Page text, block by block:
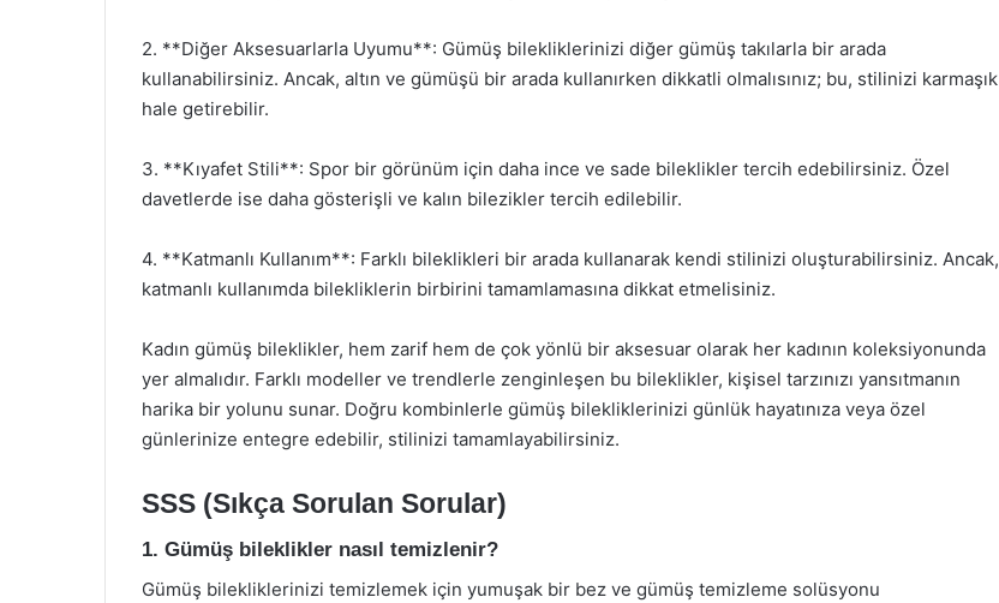
2. **Diğer Aksesuarlarla Uyumu**: Gümüş bilekliklerinizi diğer gümüş takılarla bir arada
kullanabilirsiniz. Ancak, altın ve gümüşü bir arada kullanırken dikkatli olmalısınız; bu, stilinizi karmaşık
hale getirebilir.
3. **Kıyafet Stili**: Spor bir görünüm için daha ince ve sade bileklikler tercih edebilirsiniz. Özel
davetlerde ise daha gösterişli ve kalın bilezikler tercih edilebilir.
4. **Katmanlı Kullanım**: Farklı bileklikleri bir arada kullanarak kendi stilinizi oluşturabilirsiniz. Ancak,
katmanlı kullanımda bilekliklerin birbirini tamamlamasına dikkat etmelisiniz.
Kadın gümüş bileklikler, hem zarif hem de çok yönlü bir aksesuar olarak her kadının koleksiyonunda
yer almalıdır. Farklı modeller ve trendlerle zenginleşen bu bileklikler, kişisel tarzınızı yansıtmanın
harika bir yolunu sunar. Doğru kombinlerle gümüş bilekliklerinizi günlük hayatınıza veya özel
günlerinize entegre edebilir, stilinizi tamamlayabilirsiniz.
SSS (Sıkça Sorulan Sorular)
1. Gümüş bileklikler nasıl temizlenir?
Gümüş bilekliklerinizi temizlemek için yumuşak bir bez ve gümüş temizleme solüsyonu